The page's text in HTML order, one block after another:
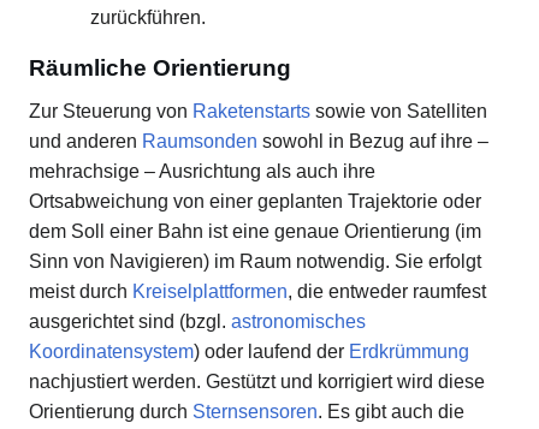
zurückführen.
Räumliche Orientierung
Zur Steuerung von Raketenstarts sowie von Satelliten
und anderen Raumsonden sowohl in Bezug auf ihre –
mehrachsige – Ausrichtung als auch ihre
Ortsabweichung von einer geplanten Trajektorie oder
dem Soll einer Bahn ist eine genaue Orientierung (im
Sinn von Navigieren) im Raum notwendig. Sie erfolgt
meist durch Kreiselplattformen, die entweder raumfest
ausgerichtet sind (bzgl. astronomisches
Koordinatensystem) oder laufend der Erdkrümmung
nachjustiert werden. Gestützt und korrigiert wird diese
Orientierung durch Sternsensoren. Es gibt auch die